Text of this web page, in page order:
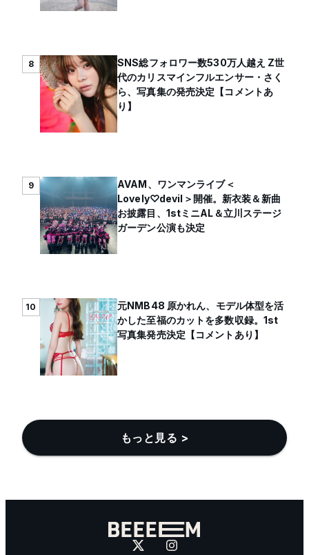
8
SNS総フォロワー数530万人越え Z世
代のカリスマインフルエンサー・さく
ら、写真集の発売決定【コメントあ
り】
9
AVAM、ワンマンライブ＜
Lovely♡devil＞開催。新衣装＆新曲
お披露目、1stミニAL＆立川ステージ
ガーデン公演も決定
10
元NMB48 原かれん、モデル体型を活
かした至福のカットを多数収録。1st
写真集発売決定【コメントあり】
もっと見る >